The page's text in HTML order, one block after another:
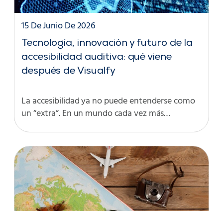
Tecnología, innovación y futuro de la
accesibilidad auditiva: qué viene
después de Visualfy
15 De Junio De 2026
La accesibilidad ya no puede entenderse como
un “extra”. En un mundo cada vez más…